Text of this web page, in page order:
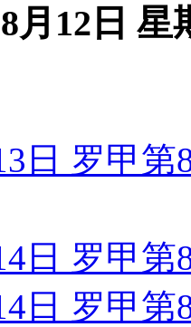
月12日 星
日 罗甲
日 罗甲
日 罗甲